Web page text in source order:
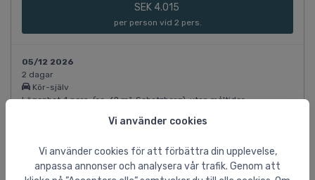
Vi använder cookies
Vi använder cookies för att förbättra din upplevelse,
anpassa annonser och analysera vår trafik. Genom att
SEK 4.015
per person vid 2 pers.
05/12 2026
2 dagar
Kör-själv
Lägenhet 4 pers. (ca. 62 m², Schatzberg), utan måltider
per person vid 2 pers.